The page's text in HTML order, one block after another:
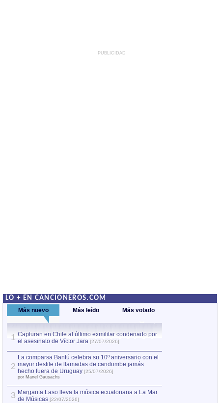
PUBLICIDAD
LO + EN CANCIONEROS.COM
Más nuevo Más leído Más votado
1 Capturan en Chile al último exmilitar condenado por
el asesinato de Víctor Jara [27/07/2026]
2
La comparsa Bantú celebra su 10º aniversario con el
mayor desfile de llamadas de candombe jamás
hecho fuera de Uruguay [25/07/2026]
por Manel Gausachs
3 Margarita Laso lleva la música ecuatoriana a La Mar
de Músicas [22/07/2026]